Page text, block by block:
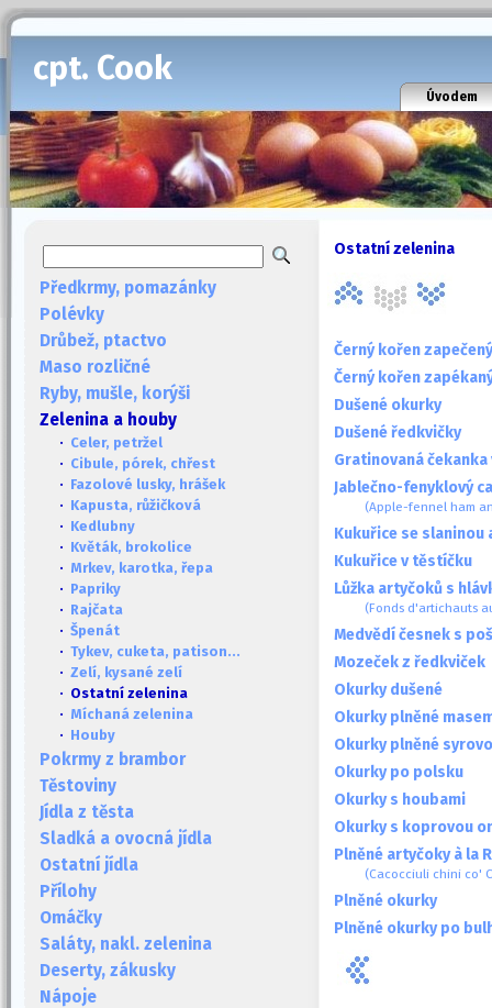
cpt. Cook
Úvodem
Předkrmy, pomazánky
Polévky
Drůbež, ptactvo
Maso rozličné
Ryby, mušle, korýši
Zelenina a houby
· Celer, petržel
· Cibule, pórek, chřest
· Fazolové lusky, hrášek
· Kapusta, růžičková
· Kedlubny
· Květák, brokolice
· Mrkev, karotka, řepa
· Papriky
· Rajčata
· Špenát
· Tykev, cuketa, patison...
· Zelí, kysané zelí
· Ostatní zelenina
· Míchaná zelenina
· Houby
Pokrmy z brambor
Těstoviny
Jídla z těsta
Sladká a ovocná jídla
Ostatní jídla
Přílohy
Omáčky
Saláty, nakl. zelenina
Deserty, zákusky
Nápoje
Ostatní zelenina
Černý kořen
Černý kořen
Dušené okurky
Dušené ředkvičky
Gratinovaná čekanka
Jablečno-fenyklový
(Apple-fennel ham
Kukuřice se slaninou
Kukuřice v těstíčku
Lůžka artyčoků s
(Fonds d'artichauts
Medvědí česnek s
Mozeček z ředkviček
Okurky dušené
Okurky plněné
Okurky plněné
Okurky po polsku
Okurky s houbami
Okurky s koprovou
Plněné artyčoky à la
(Cacocciuli chini co'
Plněné okurky
Plněné okurky po